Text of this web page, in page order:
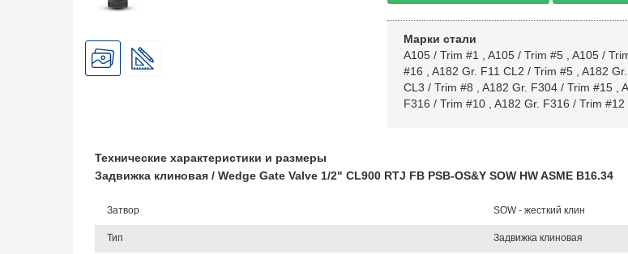
Марки стали
A105 / Trim #1
A105 / Trim #5, A105 /
#16
A182 Gr. F11 CL2 / Trim #5, A182
CL3 / Trim #8
A182 Gr. F304 / Trim #15,
F316 / Trim #10, A182 Gr. F316 / Trim #12
Технические характеристики и размеры
Задвижка клиновая / Wedge Gate Valve 1/2" CL900 RTJ FB PSB-OS&Y SOW HW ASME B16.34
Затвор SOW - жесткий клин
Тип Задвижка клиновая